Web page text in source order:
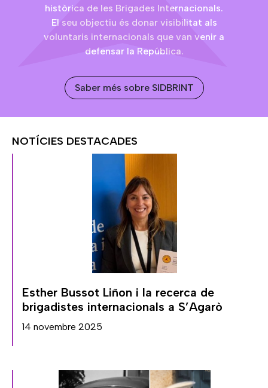
històrica de les Brigades Internacionals.
El seu objectiu és donar visibilitat als
voluntaris internacionals que van venir a
defensar la República.
Saber més sobre SIDBRINT
NOTÍCIES DESTACADES
Esther Bussot Liñon i la recerca de
brigadistes internacionals a S’Agarò
14 novembre 2025